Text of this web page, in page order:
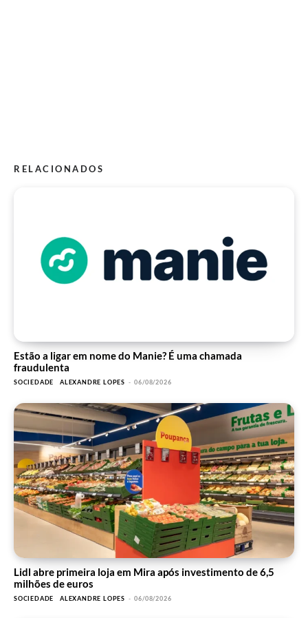
RELACIONADOS
Estão a ligar em nome do Manie? É uma chamada
fraudulenta
SOCIEDADE ALEXANDRE LOPES - 06/08/2026
Lidl abre primeira loja em Mira após investimento de 6,5
milhões de euros
SOCIEDADE ALEXANDRE LOPES - 06/08/2026